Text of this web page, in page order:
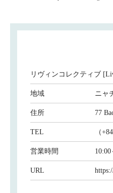
リヴィンコレクティブ
地域 ニャ
住所 77
TEL （
営業時間
URL